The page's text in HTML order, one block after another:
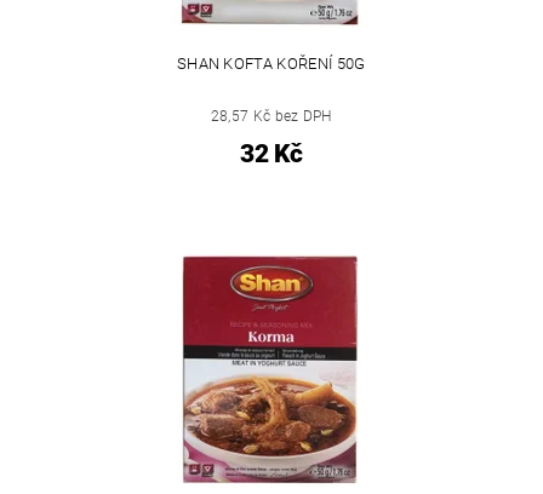
SHAN KOFTA KOŘENÍ 50G
28,57 Kč bez DPH
32 Kč